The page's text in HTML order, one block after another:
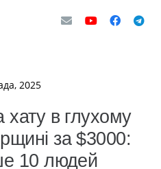
2025
хату в глухому
за $3000:
10 людей